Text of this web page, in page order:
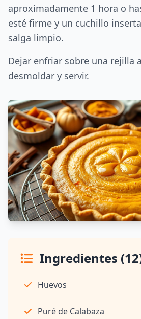
aproximadamente 1 hora o
esté firme y un cuchillo
salga limpio.
Dejar enfriar sobre una rejilla
desmoldar y servir.
Ingredientes
Huevos
Puré de Calabaza